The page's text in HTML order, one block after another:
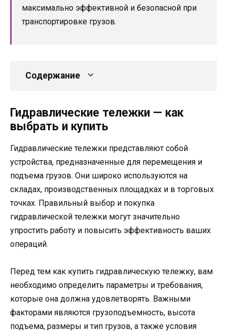
максимально эффективной и безопасной при
транспортировке грузов.
Содержание
Гидравлические тележки — как
выбрать и купить
Гидравлические тележки представляют собой
устройства, предназначенные для перемещения и
подъема грузов. Они широко используются на
складах, производственных площадках и в торговых
точках. Правильный выбор и покупка
гидравлической тележки могут значительно
упростить работу и повысить эффективность ваших
операций.
Перед тем как купить гидравлическую тележку, вам
необходимо определить параметры и требования,
которые она должна удовлетворять. Важными
факторами являются грузоподъемность, высота
подъема, размеры и тип грузов, а также условия